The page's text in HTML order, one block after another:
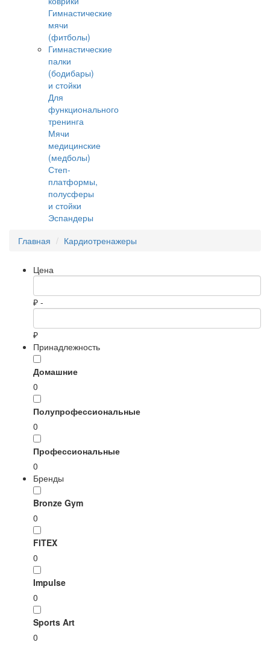
Гимнастические
мячи
(фитболы)
Гимнастические
палки
(бодибары)
и стойки
Для
функционального
тренинга
Мячи
медицинские
(медболы)
Степ-
платформы,
полусферы
и стойки
Эспандеры
Главная
Кардиотренажеры
Цена
₽ -
₽
Принадлежность
Домашние
0
Полупрофессиональные
0
Профессиональные
0
Бренды
Bronze Gym
0
FITEX
0
Impulse
0
Sports Art
0